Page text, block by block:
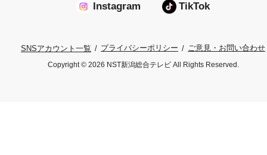
Instagram TikTok
SNSアカウント一覧 プライバシーポリシー ご意見・お問い合わせ
Copyright © 2026 NST新潟総合テレビ All Rights Reserved.